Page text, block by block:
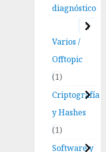
diagnóstico
3
Varios /
Offtopic
1
Criptografía
y Hashes
1
Software y